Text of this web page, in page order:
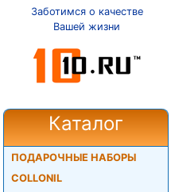
Заботимся о качестве
Вашей жизни
Каталог
ПОДАРОЧНЫЕ НАБОРЫ
COLLONIL